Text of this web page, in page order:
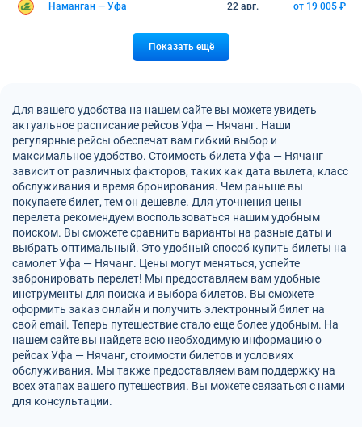
Наманган — Уфа 22 авг. от 19 005 ₽
Показать ещё
Для вашего удобства на нашем сайте вы можете увидеть
актуальное расписание рейсов Уфа — Нячанг. Наши
регулярные рейсы обеспечат вам гибкий выбор и
максимальное удобство. Стоимость билета Уфа — Нячанг
зависит от различных факторов, таких как дата вылета, класс
обслуживания и время бронирования. Чем раньше вы
покупаете билет, тем он дешевле. Для уточнения цены
перелета рекомендуем воспользоваться нашим удобным
поиском. Вы сможете сравнить варианты на разные даты и
выбрать оптимальный. Это удобный способ купить билеты на
самолет Уфа — Нячанг. Цены могут меняться, успейте
забронировать перелет! Мы предоставляем вам удобные
инструменты для поиска и выбора билетов. Вы сможете
оформить заказ онлайн и получить электронный билет на
свой email. Теперь путешествие стало еще более удобным. На
нашем сайте вы найдете всю необходимую информацию о
рейсах Уфа — Нячанг, стоимости билетов и условиях
обслуживания. Мы также предоставляем вам поддержку на
всех этапах вашего путешествия. Вы можете связаться с нами
для консультации.